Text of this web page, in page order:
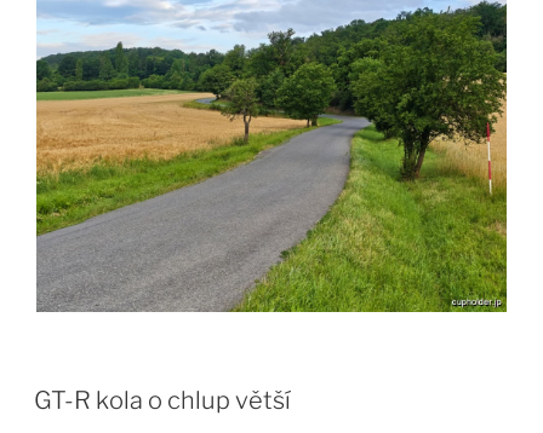
GT-R kola o chlup větší